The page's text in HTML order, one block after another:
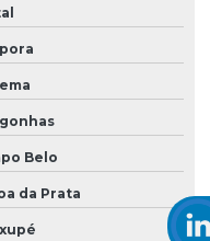
Belo
da Prata